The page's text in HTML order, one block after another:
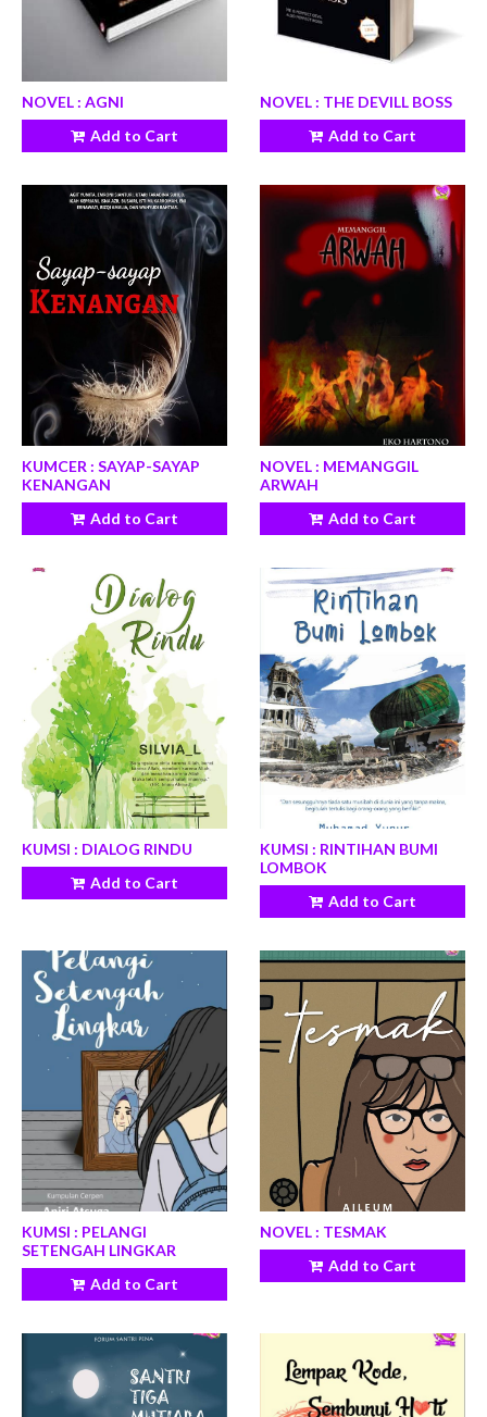
NOVEL : AGNI
Add to Cart
NOVEL : THE DEVILL BOSS
Add to Cart
KUMCER : SAYAP-SAYAP
KENANGAN
Add to Cart
NOVEL : MEMANGGIL
ARWAH
Add to Cart
KUMSI : DIALOG RINDU
Add to Cart
KUMSI : RINTIHAN BUMI
LOMBOK
Add to Cart
KUMSI : PELANGI
SETENGAH LINGKAR
Add to Cart
NOVEL : TESMAK
Add to Cart